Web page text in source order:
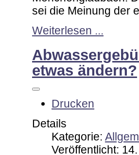
sei die Meinung der
Weiterlesen ...
etwas ändern?
Drucken
Details
Kategorie:
Veröffentlicht: